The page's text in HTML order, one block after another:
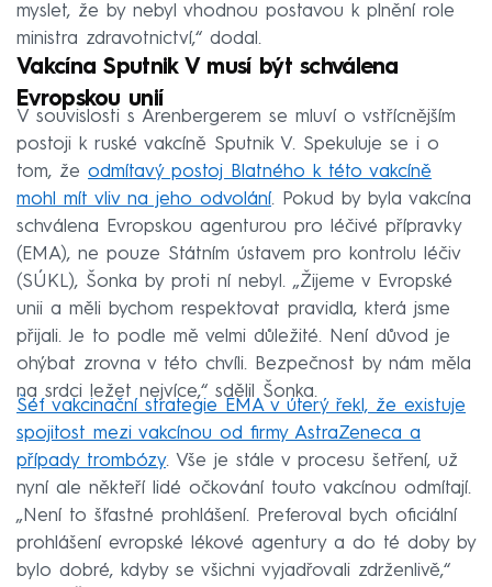
myslet, že by nebyl vhodnou postavou k plnění role
ministra zdravotnictví,“ dodal.
Vakcína Sputnik V musí být schválena
Evropskou unií
V souvislosti s Arenbergerem se mluví o vstřícnějším
postoji k ruské vakcíně Sputnik V. Spekuluje se i o
tom, že odmítavý postoj Blatného k této vakcíně
mohl mít vliv na jeho odvolání. Pokud by byla vakcína
schválena Evropskou agenturou pro léčivé přípravky
(EMA), ne pouze Státním ústavem pro kontrolu léčiv
(SÚKL), Šonka by proti ní nebyl. „Žijeme v Evropské
unii a měli bychom respektovat pravidla, která jsme
přijali. Je to podle mě velmi důležité. Není důvod je
ohýbat zrovna v této chvíli. Bezpečnost by nám měla
na srdci ležet nejvíce,“ sdělil Šonka.
Šéf vakcinační strategie EMA v úterý řekl, že existuje
spojitost mezi vakcínou od firmy AstraZeneca a
případy trombózy. Vše je stále v procesu šetření, už
nyní ale někteří lidé očkování touto vakcínou odmítají.
„Není to šťastné prohlášení. Preferoval bych oficiální
prohlášení evropské lékové agentury a do té doby by
bylo dobré, kdyby se všichni vyjadřovali zdrženlivě,“